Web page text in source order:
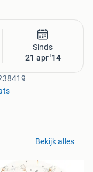
Sinds
21 apr '14
Bekijk alles